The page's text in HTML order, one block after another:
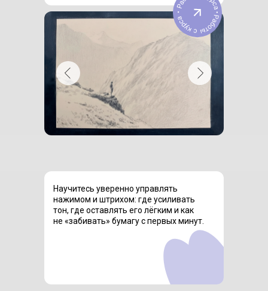
Научитесь уверенно управлять
нажимом и штрихом: где усиливать
тон, где оставлять его лёгким и как
не «забивать» бумагу с первых минут.